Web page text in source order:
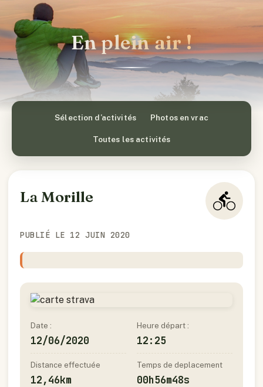
En plein air !
Sélection d’activités Photos en vrac
Toutes les activités
La Morille
PUBLIÉ LE 12 JUIN 2020
Date :
12/06/2020
Heure départ :
12:25
Distance effectuée
12,46km
Temps de deplacement
00h56m48s